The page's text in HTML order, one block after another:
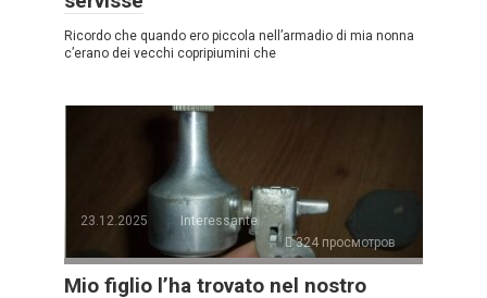
Ricordo che quando ero piccola nell’armadio di mia nonna
c’erano dei vecchi copripiumini che
23.12.2025
Interessante
324 просмотров
Mio figlio l’ha trovato nel nostro